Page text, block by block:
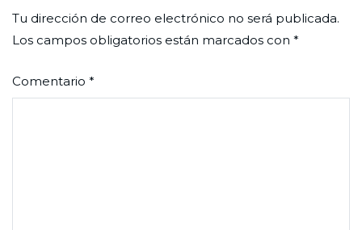
Tu dirección de correo electrónico no será publicada.
Los campos obligatorios están marcados con *
Comentario *